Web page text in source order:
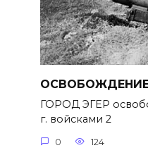
ГОРОД ЭГЕР
г. войсками 2
0 124